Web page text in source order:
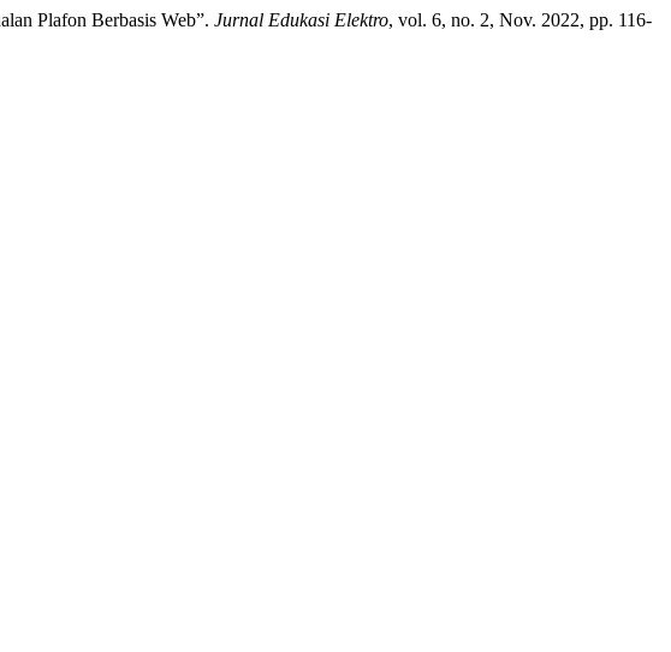
Plafon Berbasis Web”. Jurnal Edukasi Elektro, vol. 6, no. 2, Nov. 2022, pp. 116-